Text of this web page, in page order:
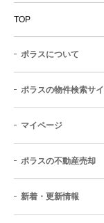
TOP
ポラスについて
ポラスの物件検索サ
マイページ
ポラスの不動産売却
新着・更新情報